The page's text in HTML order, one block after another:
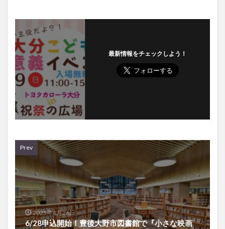
最新情報をチェックしよう！
Prev
2025年6月26日
6/28申込開始！豊後大野市図書館で『小さな映画